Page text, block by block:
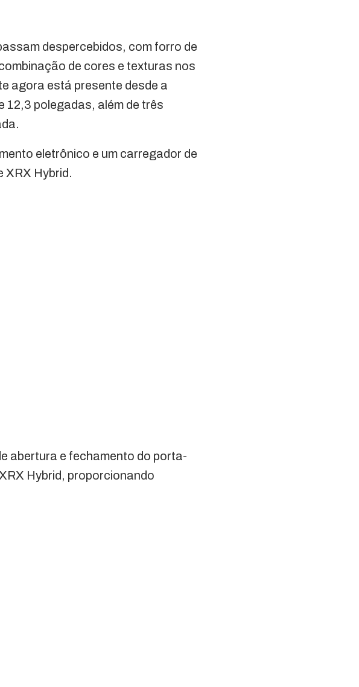
despercebidos, com forro de
de cores e texturas nos
agora está presente desde a
12,3 polegadas, além de três
eletrônico e um carregador de
XRX Hybrid.
abertura e fechamento do porta-
Hybrid, proporcionando